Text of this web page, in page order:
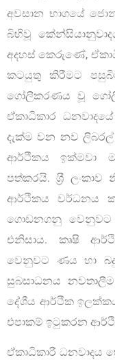
අවසාන භාගයේ
බිහිවූ
අදහස් කෙරුණේ,
කටයුතු කිරීමට
ගෝලීකරණය වූ
ඒකාධිකාර
දැක්ම වන නව
ආර්ථිකය ඉක්මවා
පත්කරයි. ශ‍්‍රී
ආර්ථිකය වර්ධනය
ගොඩනගනු වෙනුවට
එනිසාය. කෘෂි
වෙනුවට ණය හා
සුබසාධනය
දේශීය ආර්ථික
එපාකම් ඉටුකරන
ඒකාධිකාරී ධනවාදය